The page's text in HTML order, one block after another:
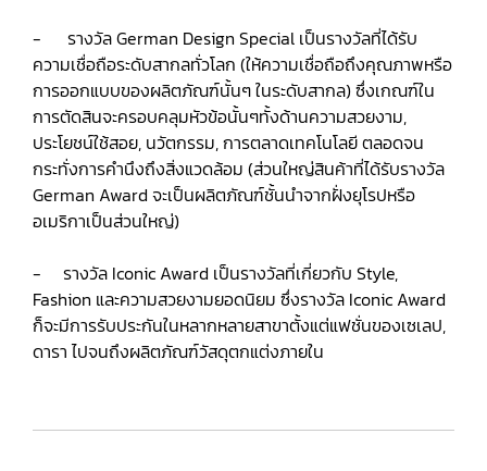
- รางวัล German Design Special เป็นรางวัลที่ได้รับ
ความเชื่อถือระดับสากลทั่วโลก (ให้ความเชื่อถือถึงคุณภาพหรือ
การออกแบบของผลิตภัณฑ์นั้นๆ ในระดับสากล) ซึ่งเกณฑ์ใน
การตัดสินจะครอบคลุมหัวข้อนั้นๆทั้งด้านความสวยงาม,
ประโยชน์ใช้สอย, นวัตกรรม, การตลาดเทคโนโลยี ตลอดจน
กระทั่งการคำนึงถึงสิ่งแวดล้อม (ส่วนใหญ่สินค้าที่ได้รับรางวัล
German Award จะเป็นผลิตภัณฑ์ชั้นนำจากฝั่งยุโรปหรือ
อเมริกาเป็นส่วนใหญ่)
- รางวัล Iconic Award เป็นรางวัลที่เกี่ยวกับ Style,
Fashion และความสวยงามยอดนิยม ซึ่งรางวัล Iconic Award
ก็จะมีการรับประกันในหลากหลายสาขาตั้งแต่แฟชั่นของเซเลป,
ดารา ไปจนถึงผลิตภัณฑ์วัสดุตกแต่งภายใน